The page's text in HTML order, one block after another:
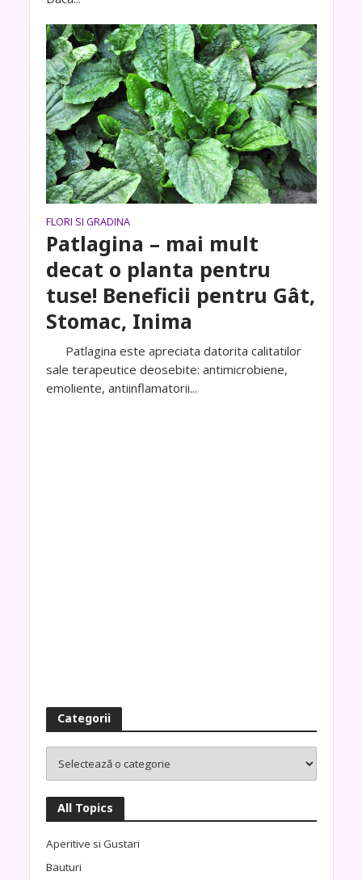
FLORI SI GRADINA
Patlagina – mai mult
decat o planta pentru
tuse! Beneficii pentru Gât,
Stomac, Inima
Patlagina este apreciata datorita calitatilor
sale terapeutice deosebite: antimicrobiene,
emoliente, antiinflamatorii...
Categorii
All Topics
Aperitive si Gustari
Bauturi